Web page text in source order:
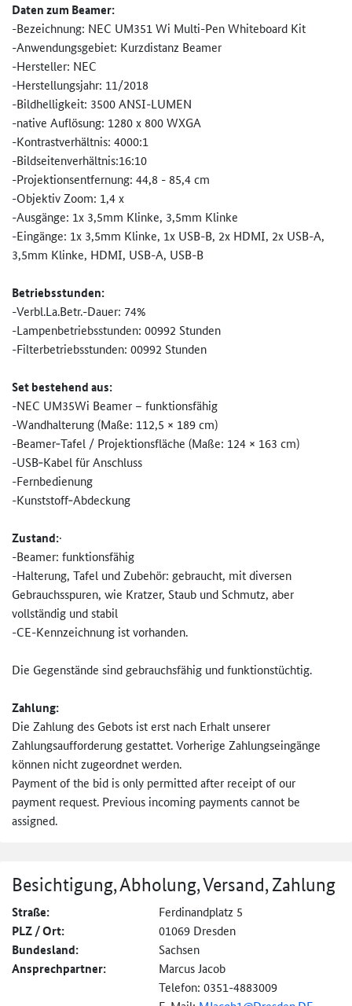
Daten zum Beamer:
-Bezeichnung: NEC UM351 Wi Multi-Pen Whiteboard Kit
-Anwendungsgebiet: Kurzdistanz Beamer
-Hersteller: NEC
-Herstellungsjahr: 11/2018
-Bildhelligkeit: 3500 ANSI-LUMEN
-native Auflösung: 1280 x 800 WXGA
-Kontrastverhältnis: 4000:1
-Bildseitenverhältnis:16:10
-Projektionsentfernung: 44,8 - 85,4 cm
-Objektiv Zoom: 1,4 x
-Ausgänge: 1x 3,5mm Klinke, 3,5mm Klinke
-Eingänge: 1x 3,5mm Klinke, 1x USB-B, 2x HDMI, 2x USB-A,
3,5mm Klinke, HDMI, USB-A, USB-B
Betriebsstunden:
-Verbl.La.Betr.-Dauer: 74%
-Lampenbetriebsstunden: 00992 Stunden
-Filterbetriebsstunden: 00992 Stunden
Set bestehend aus:
-NEC UM35Wi Beamer – funktionsfähig
-Wandhalterung (Maße: 112,5 × 189 cm)
-Beamer‑Tafel / Projektionsfläche (Maße: 124 × 163 cm)
-USB‑Kabel für Anschluss
-Fernbedienung
-Kunststoff‑Abdeckung
Zustand:·
-Beamer: funktionsfähig
-Halterung, Tafel und Zubehör: gebraucht, mit diversen
Gebrauchsspuren, wie Kratzer, Staub und Schmutz, aber
vollständig und stabil
-CE-Kennzeichnung ist vorhanden.
Die Gegenstände sind gebrauchsfähig und funktionstüchtig.
Zahlung:
Die Zahlung des Gebots ist erst nach Erhalt unserer
Zahlungsaufforderung gestattet. Vorherige Zahlungseingänge
können nicht zugeordnet werden.
Payment of the bid is only permitted after receipt of our
payment request. Previous incoming payments cannot be
assigned.
Besichtigung, Abholung, Versand, Zahlung
Straße: Ferdinandplatz 5
PLZ / Ort: 01069 Dresden
Bundesland: Sachsen
Ansprechpartner:
Marcus Jacob
Telefon: 0351-4883009